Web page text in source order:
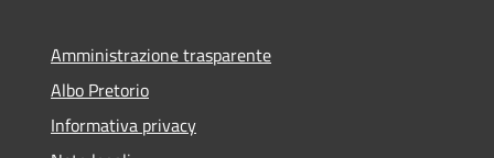
Amministrazione trasparente
Albo Pretorio
Informativa privacy